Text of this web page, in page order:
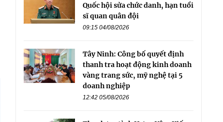
Quốc hội sửa chức danh, hạn tuổi
sĩ quan quân đội
09:15 04/08/2026
Tây Ninh: Công bố quyết định
thanh tra hoạt động kinh doanh
vàng trang sức, mỹ nghệ tại 5
doanh nghiệp
12:42 05/08/2026